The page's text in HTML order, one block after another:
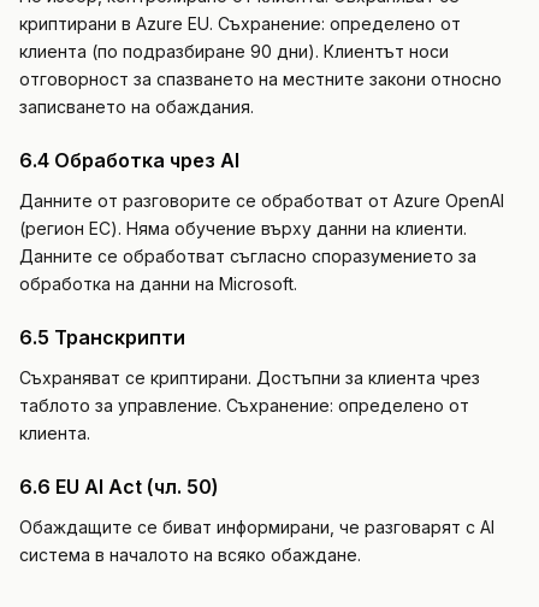
криптирани в Azure EU. Съхранение: определено от
клиента (по подразбиране 90 дни). Клиентът носи
отговорност за спазването на местните закони относно
записването на обаждания.
6.4 Обработка чрез AI
Данните от разговорите се обработват от Azure OpenAI
(регион ЕС). Няма обучение върху данни на клиенти.
Данните се обработват съгласно споразумението за
обработка на данни на Microsoft.
6.5 Транскрипти
Съхраняват се криптирани. Достъпни за клиента чрез
таблото за управление. Съхранение: определено от
клиента.
6.6 EU AI Act (чл. 50)
Обаждащите се биват информирани, че разговарят с AI
система в началото на всяко обаждане.